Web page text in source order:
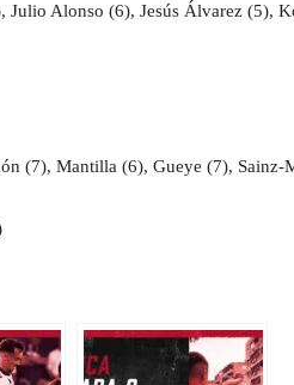
Alonso (6), Jesús Álvarez (5),
(7), Mantilla (6), Gueye (7), Sainz-